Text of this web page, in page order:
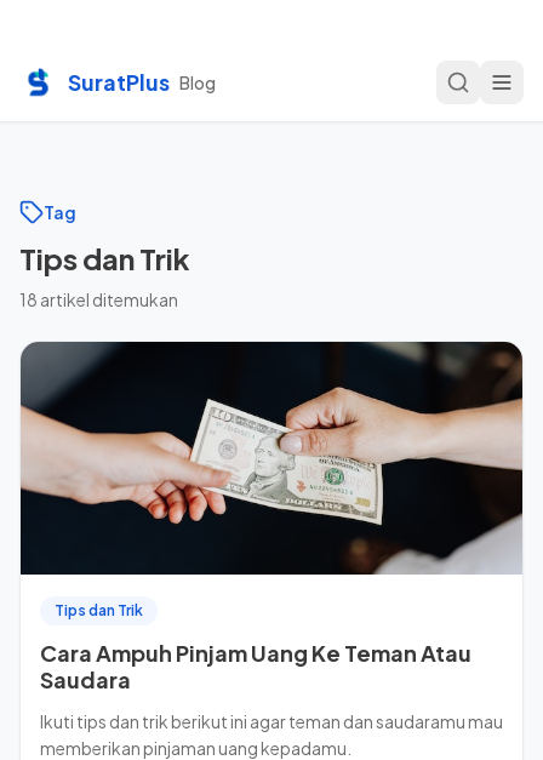
SuratPlus Blog
Tag
Tips dan Trik
18 artikel ditemukan
Tips dan Trik
Cara Ampuh Pinjam Uang Ke Teman Atau
Saudara
Ikuti tips dan trik berikut ini agar teman dan saudaramu mau
memberikan pinjaman uang kepadamu.